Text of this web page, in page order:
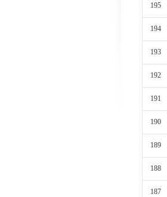
195
194
193
192
191
190
189
188
187